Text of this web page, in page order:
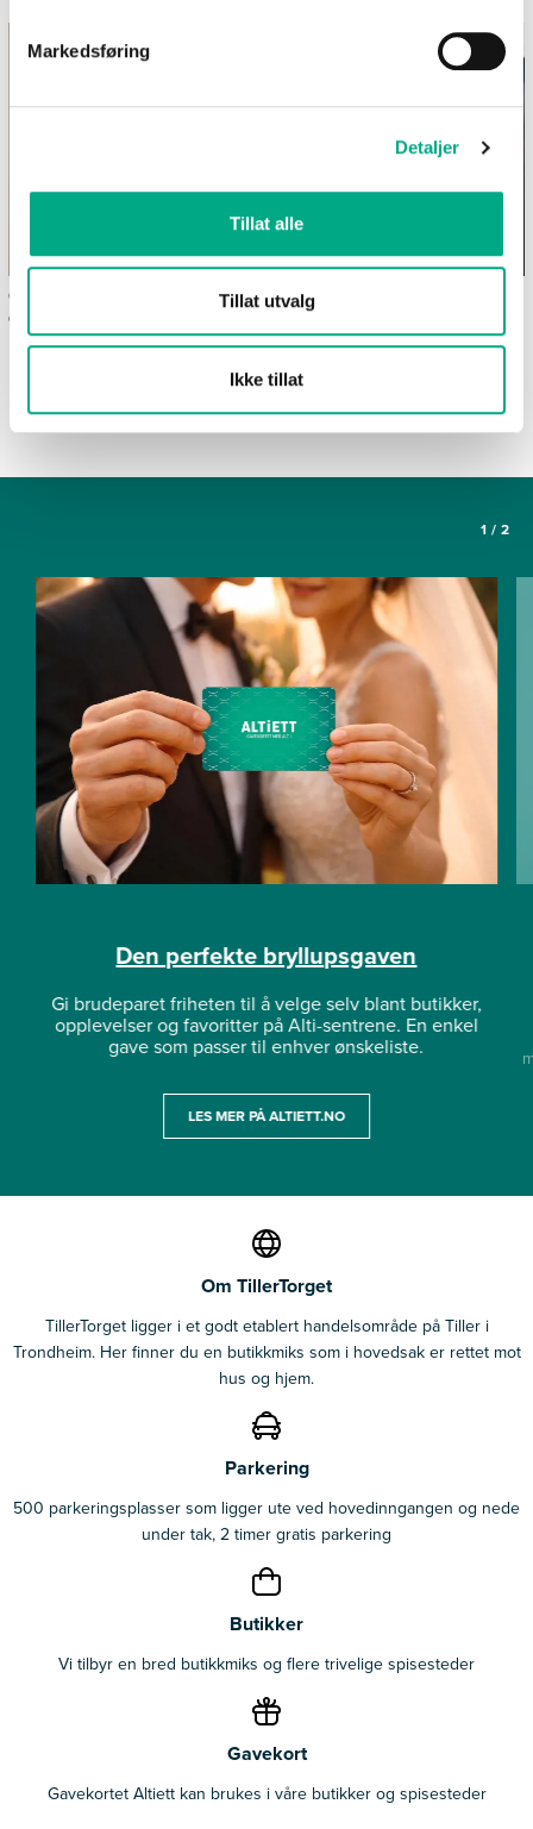
Markedsføring
Detaljer
Tillat alle
Tillat utvalg
Ikke tillat
Ofte stilte spørsmål om
gavekortet Altiett
Våre spisesteder
SE FLERE ARTIKLER
1 / 2
Den perfekte bryllupsgaven
Gi brudeparet friheten til å velge selv blant butikker,
opplevelser og favoritter på Alti-sentrene. En enkel
gave som passer til enhver ønskeliste.
LES MER PÅ ALTIETT.NO
Om TillerTorget
TillerTorget ligger i et godt etablert handelsområde på Tiller i
Trondheim. Her finner du en butikkmiks som i hovedsak er rettet mot
hus og hjem.
Parkering
500 parkeringsplasser som ligger ute ved hovedinngangen og nede
under tak, 2 timer gratis parkering
Butikker
Vi tilbyr en bred butikkmiks og flere trivelige spisesteder
Gavekort
Gavekortet Altiett kan brukes i våre butikker og spisesteder